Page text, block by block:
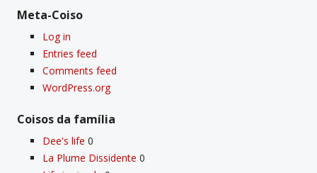
Meta-Coiso
Log in
Entries feed
Comments feed
WordPress.org
Coisos da famí­lia
Dee's life 0
La Plume Dissidente 0